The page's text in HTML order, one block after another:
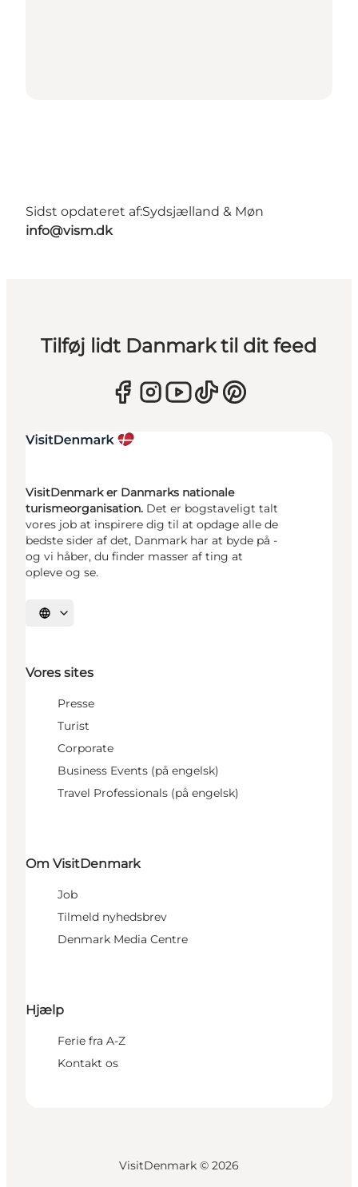
Sidst opdateret af:Sydsjælland & Møn
info@vism.dk
Tilføj lidt Danmark til dit feed
VisitDenmark er Danmarks nationale
turismeorganisation. Det er bogstaveligt talt
vores job at inspirere dig til at opdage alle de
bedste sider af det, Danmark har at byde på -
og vi håber, du finder masser af ting at
opleve og se.
Vælg sprog
Vores sites
Presse
Turist
Corporate
Business Events (på engelsk)
Travel Professionals (på engelsk)
Om VisitDenmark
Job
Tilmeld nyhedsbrev
Denmark Media Centre
Hjælp
Ferie fra A-Z
Kontakt os
VisitDenmark © 2026